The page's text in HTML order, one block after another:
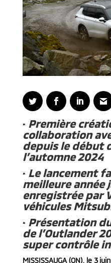
· Première
collaboration
depuis le début
l’automne 2024
· Le lancement
meilleure année
enregistrée par
véhicules
· Présentation
de l’Outlander
super contrôle
MISSISSAUGA (ON), le 3